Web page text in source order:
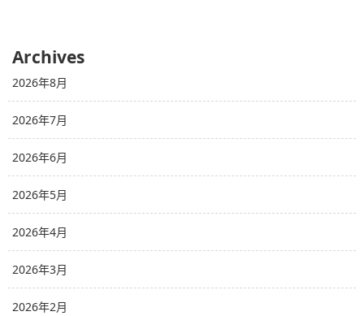
Archives
2026年8月
2026年7月
2026年6月
2026年5月
2026年4月
2026年3月
2026年2月